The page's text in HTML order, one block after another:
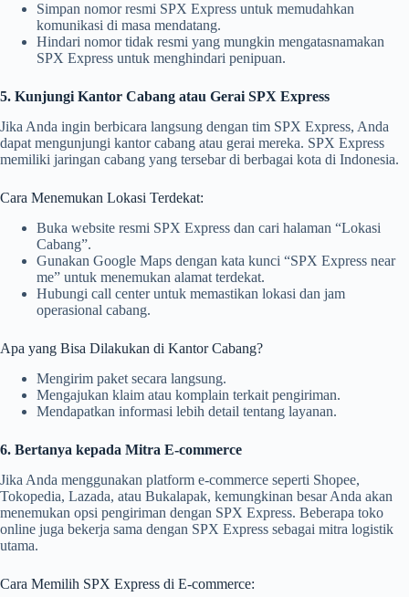
Simpan nomor resmi SPX Express untuk memudahkan
komunikasi di masa mendatang.
Hindari nomor tidak resmi yang mungkin mengatasnamakan
SPX Express untuk menghindari penipuan.
5. Kunjungi Kantor Cabang atau Gerai SPX Express
Jika Anda ingin berbicara langsung dengan tim SPX Express, Anda
dapat mengunjungi kantor cabang atau gerai mereka. SPX Express
memiliki jaringan cabang yang tersebar di berbagai kota di Indonesia.
Cara Menemukan Lokasi Terdekat:
Buka website resmi SPX Express dan cari halaman “Lokasi
Cabang”.
Gunakan Google Maps dengan kata kunci “SPX Express near
me” untuk menemukan alamat terdekat.
Hubungi call center untuk memastikan lokasi dan jam
operasional cabang.
Apa yang Bisa Dilakukan di Kantor Cabang?
Mengirim paket secara langsung.
Mengajukan klaim atau komplain terkait pengiriman.
Mendapatkan informasi lebih detail tentang layanan.
6. Bertanya kepada Mitra E-commerce
Jika Anda menggunakan platform e-commerce seperti Shopee,
Tokopedia, Lazada, atau Bukalapak, kemungkinan besar Anda akan
menemukan opsi pengiriman dengan SPX Express. Beberapa toko
online juga bekerja sama dengan SPX Express sebagai mitra logistik
utama.
Cara Memilih SPX Express di E-commerce: